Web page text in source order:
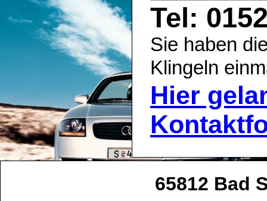
Tel:
Sie haben
Klingeln
Hier
65812 Bad